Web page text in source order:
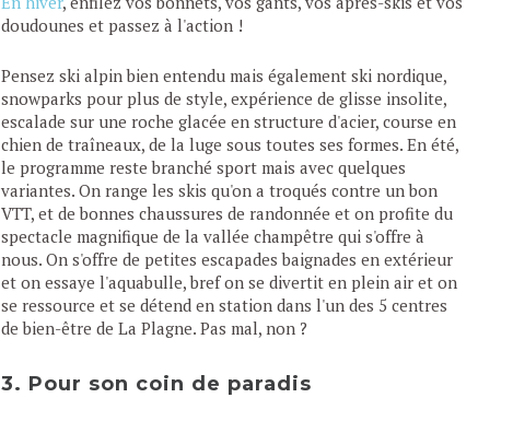
doudounes et passez à l'action !
Pensez ski alpin bien entendu mais également ski nordique,
snowparks pour plus de style, expérience de glisse insolite,
escalade sur une roche glacée en structure d'acier, course en
chien de traîneaux, de la luge sous toutes ses formes. En été,
le programme reste branché sport mais avec quelques
variantes. On range les skis qu'on a troqués contre un bon
VTT, et de bonnes chaussures de randonnée et on profite du
spectacle magnifique de la vallée champêtre qui s'offre à
nous. On s'offre de petites escapades baignades en extérieur
et on essaye l'aquabulle, bref on se divertit en plein air et on
se ressource et se détend en station dans l'un des 5 centres
de bien-être de La Plagne. Pas mal, non ?
3. Pour son coin de paradis